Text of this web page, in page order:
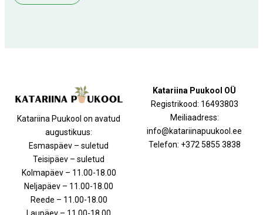
Katariina Puukool on avatud
augustikuus:
Esmaspäev – suletud
Teisipäev – suletud
Kolmapäev – 11.00-18.00
Neljapäev – 11.00-18.00
Reede – 11.00-18.00
Katariina Puukool OÜ
Registrikood: 16493803
Meiliaadress:
info@katariinapuukool.ee
Telefon: +372 5855 3838